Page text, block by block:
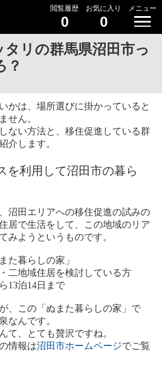
閲覧履歴
0
お気に入り
0
メニュー
リの群馬県沼田市っ
？
かは、場所選びに掛かっていると
せん。
ない方法と、移住促進している群
介します。
を利用して沼田市の暮ら
沼田エリアへの移住促進の試みの
居で生活をして、この地域のリア
みようというものです。
た暮らしの家」
二地域住居を検討している方
13泊14日まで
、この「ぬまた暮らしの家」で
なんです。
て、とても贅沢ですね。
情報は沼田市ホームページでご覧